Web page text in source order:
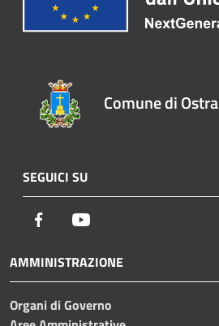
Comune di Ostra
SEGUICI SU
Facebook
AMMINISTRAZIONE
Organi di Governo